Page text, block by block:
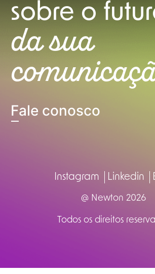
sobre o
da sua
Fale conosco
Instagram Linkedin
@ Newton 2026
Todos os direitos